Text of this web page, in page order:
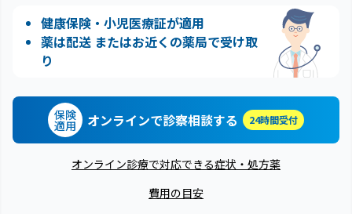
健康保険・小児医療証が適用
薬は配送 またはお近くの薬局で受け取
り
保険
適用 オンラインで診察相談する 24時間受付
オンライン診療で対応できる症状・処方薬
費用の目安